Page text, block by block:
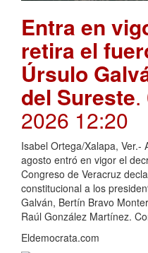
Entra en
retira el
Úrsulo
del Sureste.
2026 12:20
Isabel Ortega/Xalapa, Ver.-
agosto entró en vigor el
Congreso de Veracruz
constitucional a los
Galván, Bertín Bravo
Raúl González Martínez.
Eldemocrata.com